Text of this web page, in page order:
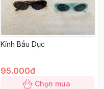
Kính Bầu Dục
95.000đ
Chọn mua